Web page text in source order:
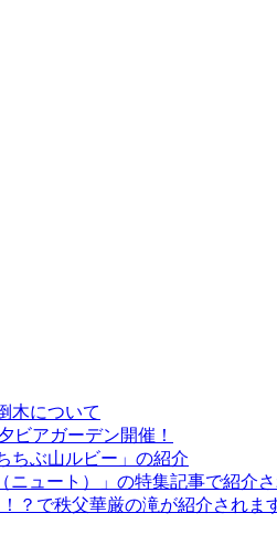
木について
ビアガーデン開催！
ちぶ山ルビー」の紹介
ニュート）」の特集記事で紹介さ
？で秩父華厳の滝が紹介されま